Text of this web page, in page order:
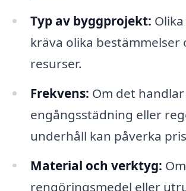
Typ av byggprojekt:
kräva olika bestämmelser
resurser.
Frekvens: Om det
engångsstädning eller
underhåll kan påverka
Material och verktyg:
rengöringsmedel eller